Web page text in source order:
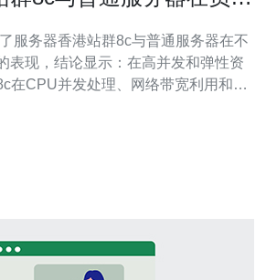
表现，结论显示：在高并发和弹性资
在CPU并发处理、网络带宽利用和抗
综合考虑CDN加速、DDoS防御与域